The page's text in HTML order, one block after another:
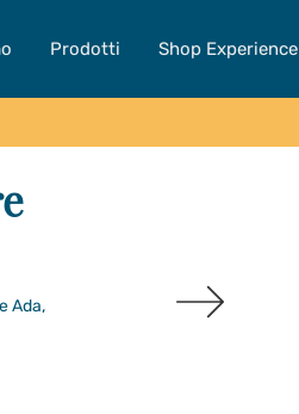
Prodotti Shop Experience
Ada,